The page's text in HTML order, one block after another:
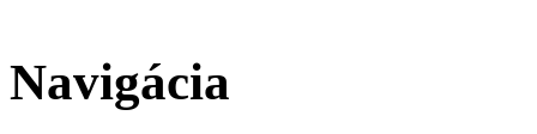
Navigácia